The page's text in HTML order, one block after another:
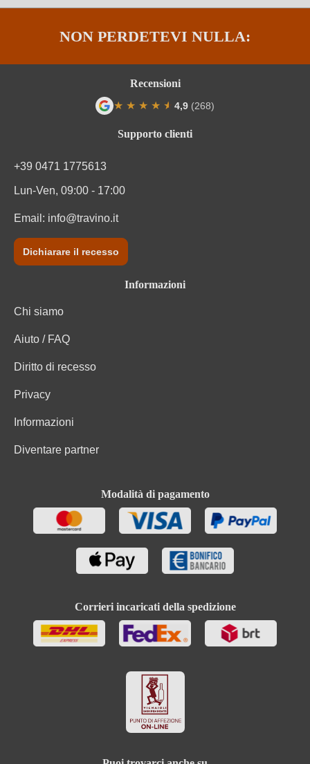
NON PERDETEVI NULLA:
Supporto clienti
+39 0471 1775613
Lun-Ven, 09:00 - 17:00
Email: info@travino.it
Dichiarare il recesso
Informazioni
Chi siamo
Aiuto / FAQ
Diritto di recesso
Privacy
Informazioni
Diventare partner
Modalità di pagamento
Corrieri incaricati della spedizione
Recensioni
★ ★ ★ ★ ★
★ 4,9 (268)